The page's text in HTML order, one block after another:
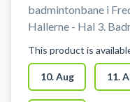
badmintonbane i
Hallerne - Hal 3.
nemmere – find
bane og spil
Frederiksberg. Frederiksberg-
This product is
10. Aug 11.